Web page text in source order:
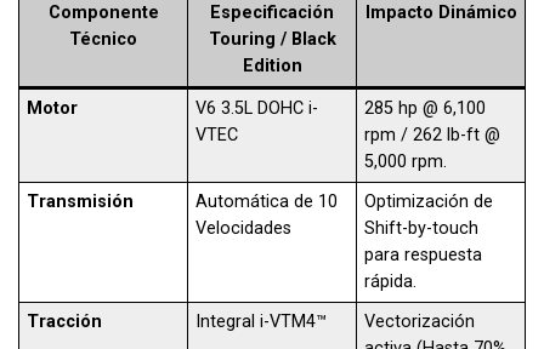
Componente
Técnico
Especificación
Touring / Black
Edition
Impacto Dinámico
Motor
V6 3.5L DOHC i-
VTEC
285 hp @ 6,100
rpm / 262 lb-ft @
5,000 rpm.
Transmisión
Automática de 10
Velocidades
Optimización de
Shift-by-touch
para respuesta
rápida.
Tracción
Integral i-VTM4™
Vectorización